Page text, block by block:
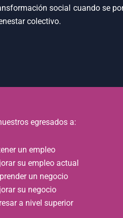
social cuando se
colectivo.
egresados a:
un empleo
su empleo actual
un negocio
su negocio
a nivel superior